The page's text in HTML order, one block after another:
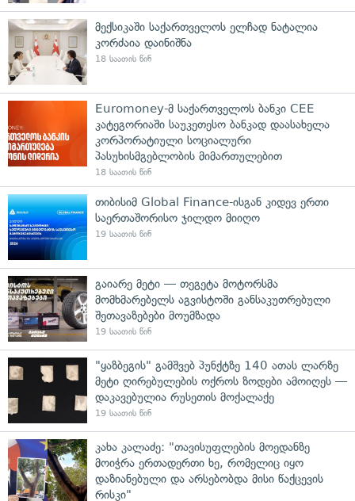
მექსიკაში საქართველოს ელჩად ნატალია
კორძაია დაინიშნა
18 საათის წინ
Euromoney-მ საქართველოს ბანკი CEE
კატეგორიაში საუკეთესო ბანკად დაასახელა
კორპორატიული სოციალური
პასუხისმგებლობის მიმართულებით
18 საათის წინ
თიბისიმ Global Finance-ისგან კიდევ ერთი
საერთაშორისო ჯილდო მიიღო
19 საათის წინ
გაიარე მეტი — თეგეტა მოტორსმა
მომხმარებელს აგვისტოში განსაკუთრებული
შეთავაზებები მოუმზადა
19 საათის წინ
"ყაზბეგის" გამშვებ პუნქტზე 140 ათას ლარზე
მეტი ღირებულების ოქროს ზოდები ამოიღეს —
დაკავებულია რუსეთის მოქალაქე
19 საათის წინ
კახა კალაძე: "თავისუფლების მოედანზე
მოიჭრა ერთადერთი ხე, რომელიც იყო
დაზიანებული და არსებობდა მისი წაქცევის
რისკი"